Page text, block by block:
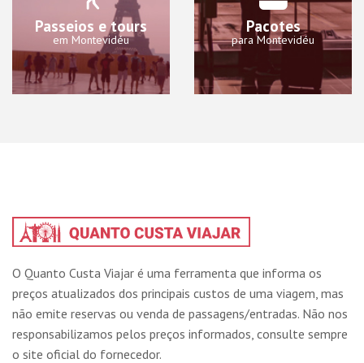
Passeios e tours
em Montevidéu
Pacotes
para Montevidéu
O Quanto Custa Viajar é uma ferramenta que informa os
preços atualizados dos principais custos de uma viagem, mas
não emite reservas ou venda de passagens/entradas. Não nos
responsabilizamos pelos preços informados, consulte sempre
o site oficial do fornecedor.